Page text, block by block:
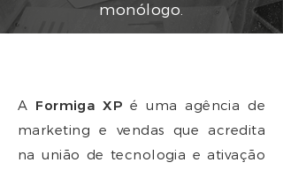
monólogo.
A Formiga XP é uma agência de
marketing e vendas que acredita
na união de tecnologia e ativação